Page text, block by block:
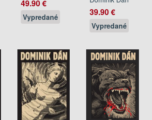
49.90 €
Vypredané 39.90 €
Vypredané